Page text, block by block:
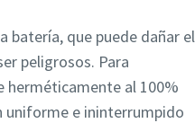
batería, que puede dañar el
peligrosos. Para
herméticamente al 100%
uniforme e ininterrumpido